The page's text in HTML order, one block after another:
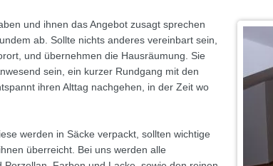
und ihnen das Angebot zusagt sprechen
ab. Sollte nichts anderes vereinbart sein,
und übernehmen die Hausräumung. Sie
sein, ein kurzer Rundgang mit den
ihren Alttag nachgehen, in der Zeit wo
werden in Säcke verpackt, sollten wichtige
überreicht. Bei uns werden alle